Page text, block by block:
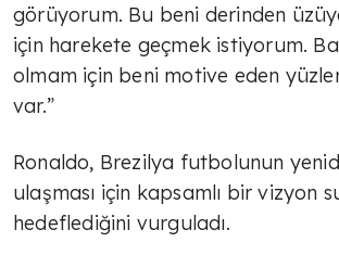
görüyorum. Bu beni derinden
için harekete geçmek istiyorum.
olmam için beni motive eden
var.”
Ronaldo, Brezilya futbolunun
ulaşması için kapsamlı bir vizyon
hedeflediğini vurguladı.